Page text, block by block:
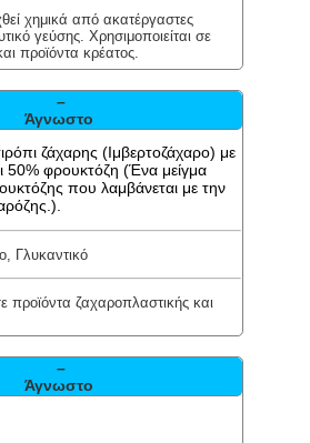
χημικά από ακατέργαστες
γεύσης. Χρησιμοποιείται σε
προϊόντα κρέατος.
–
Άγνωστο
ζάχαρης (Ιμβερτοζάχαρο) με
50% φρουκτόζη (Ένα μείγμα
που λαμβάνεται με την
Γλυκαντικό
προϊόντα ζαχαροπλαστικής και
–
Άγνωστο